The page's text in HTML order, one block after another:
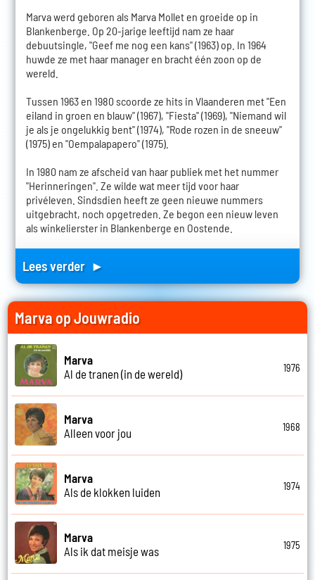
Marva werd geboren als Marva Mollet en groeide op in
Blankenberge. Op 20-jarige leeftijd nam ze haar
debuutsingle, "Geef me nog een kans" (1963) op. In 1964
huwde ze met haar manager en bracht één zoon op de
wereld.
Tussen 1963 en 1980 scoorde ze hits in Vlaanderen met "Een
eiland in groen en blauw" (1967), "Fiesta" (1969), "Niemand wil
je als je ongelukkig bent" (1974), "Rode rozen in de sneeuw"
(1975) en "Oempalapapero" (1975).
In 1980 nam ze afscheid van haar publiek met het nummer
"Herinneringen". Ze wilde wat meer tijd voor haar
privéleven. Sindsdien heeft ze geen nieuwe nummers
uitgebracht, noch opgetreden. Ze begon een nieuw leven
als winkelierster in Blankenberge en Oostende.
Lees verder ►
Marva op Jouwradio
Marva
Al de tranen (in de wereld)
1976
Marva
Alleen voor jou
1968
Marva
Als de klokken luiden
1974
Marva
Als ik dat meisje was
1975